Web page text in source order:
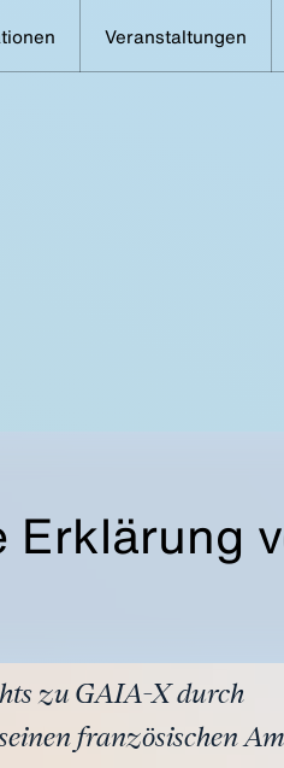
Veranstaltungen
Erklärung
zu GAIA-X durch
französischen